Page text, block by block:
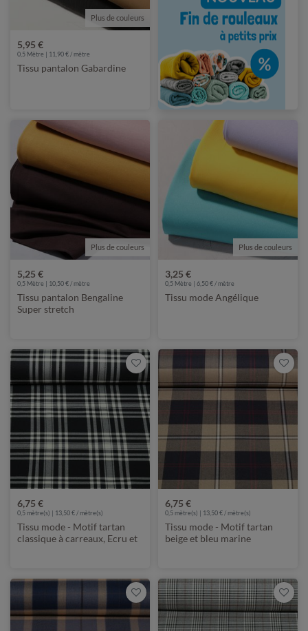
Plus de couleurs
5,95 €
0,5 Mètre | 11,90 € / mètre
Tissu pantalon Gabardine
Plus de couleurs
5,25 €
0,5 Mètre | 10,50 € / mètre
Tissu pantalon Bengaline
Super stretch
Plus de couleurs
3,25 €
0,5 Mètre | 6,50 € / mètre
Tissu mode Angélique
6,75 €
0,5 mètre(s) | 13,50 € / mètre(s)
Tissu mode - Motif tartan
classique à carreaux, Ecru et
6,75 €
0,5 mètre(s) | 13,50 € / mètre(s)
Tissu mode - Motif tartan
beige et bleu marine